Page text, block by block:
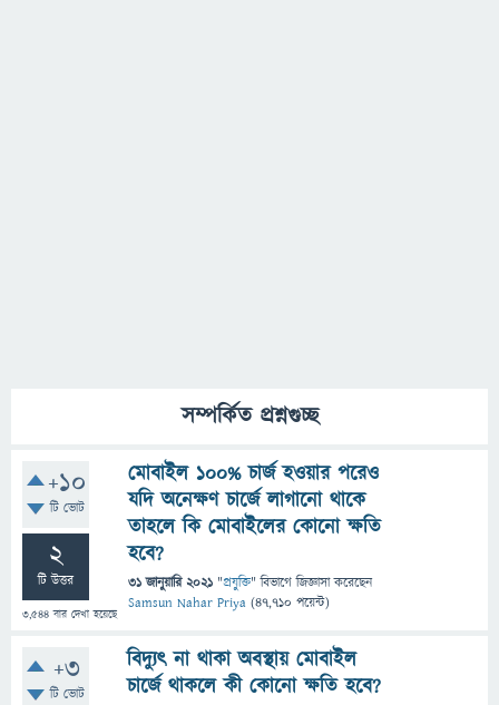
সম্পর্কিত প্রশ্নগুচ্ছ
+10
টি ভোট
2
টি উত্তর
3,544 বার দেখা হয়েছে
মোবাইল ১০০% চার্জ হওয়ার পরেও
যদি অনেক্ষণ চার্জে লাগানো থাকে
তাহলে কি মোবাইলের কোনো ক্ষতি
হবে?
31 জানুয়ারি 2021 "প্রযুক্তি" বিভাগে জিজ্ঞাসাকরেছেন
Samsun Nahar Priya (47,710 পয়েন্ট)
+3
টি ভোট
বিদ্যুৎ না থাকা অবস্থায় মোবাইল
চার্জে থাকলে কী কোনো ক্ষতি হবে?